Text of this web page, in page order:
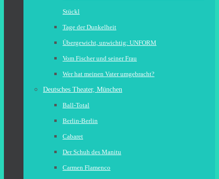
Stückl
Tage der Dunkelheit
Übergewicht, unwichtig: UNFORM
Vom Fischer und seiner Frau
Wer hat meinen Vater umgebracht?
Deutsches Theater, München
Ball-Total
Berlin-Berlin
Cabaret
Der Schuh des Manitu
Carmen Flamenco